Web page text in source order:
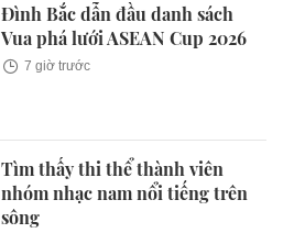
Đình Bắc dẫn đầu danh sách
Vua phá lưới ASEAN Cup 2026
7 giờ trước
Tìm thấy thi thể thành viên
nhóm nhạc nam nổi tiếng trên
sông